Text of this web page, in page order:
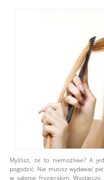
Myślisz, że to niemożliwe? A
pogodzić. Nie musisz wydawać
w salonie fryzjerskim.